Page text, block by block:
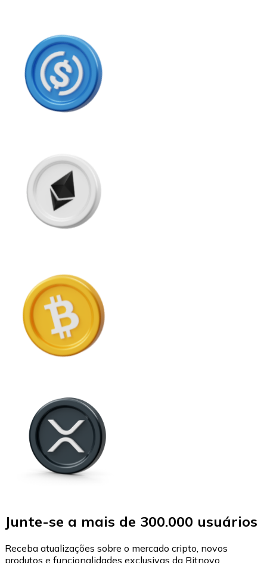
Junte-se a mais de 300.000 usuários
Receba atualizações sobre o mercado cripto, novos
produtos e funcionalidades exclusivas da Bitnovo